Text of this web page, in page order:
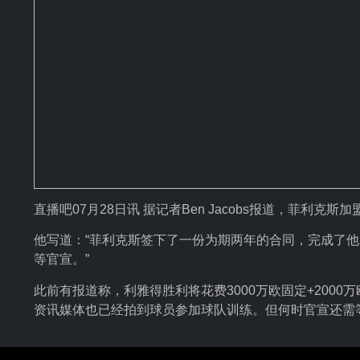
直播吧07月28日讯 据记者Ben Jacobs报道，菲利克斯
他写道：“菲利克斯签下了一份为期两年的合同，完成了
等官宣。”
此前有报道称，利雅得胜利将花费3000万欧固定+2000
资讯媒体也已经拍到球员参加球队训练。但何时官宣还